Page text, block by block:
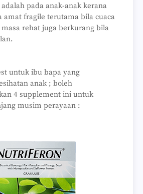
pada anak-anak kerana
amat fragile terutama bila cuaca
rehat juga berkurang bila
untuk ibu bapa yang
anak ; boleh
4 supplement ini untuk
musim perayaan :